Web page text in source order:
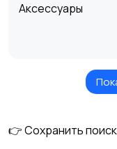
Аксессуары
Головные уборы
👉 Сохранить поиск